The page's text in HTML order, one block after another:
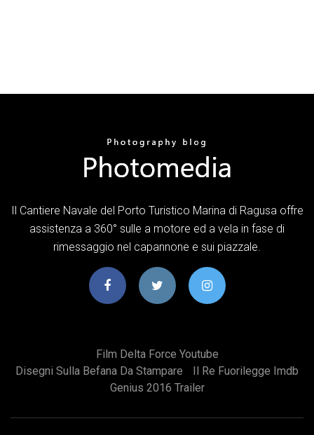
Il Cantiere Navale del Porto Turistico Marina di Ragusa offre
assistenza a 360° sulle a motore ed a vela in fase di
rimessaggio nel capannone e sui piazzale.
Film Delta Force Youtube
Disegni Sulla Befana Da Stampare
Il Re Fuorilegge Imdb
Genius 2016 Trailer